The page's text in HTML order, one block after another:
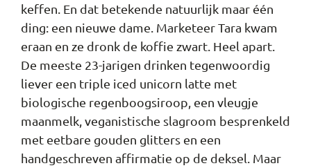
keffen. En dat betekende natuurlijk maar één
ding: een nieuwe dame. Marketeer Tara kwam
eraan en ze dronk de koffie zwart. Heel apart.
De meeste 23-jarigen drinken tegenwoordig
liever een triple iced unicorn latte met
biologische regenboogsiroop, een vleugje
maanmelk, veganistische slagroom besprenkeld
met eetbare gouden glitters en een
handgeschreven affirmatie op de deksel. Maar